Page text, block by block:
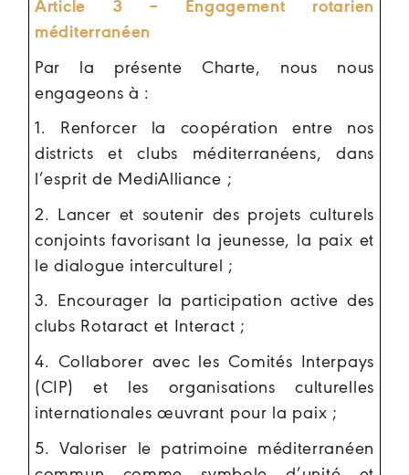
Article 3 – Engagement rotarien
méditerranéen
Par la présente Charte, nous nous
engageons à :
1. Renforcer la coopération entre nos
districts et clubs méditerranéens, dans
l’esprit de MediAlliance ;
2. Lancer et soutenir des projets culturels
conjoints favorisant la jeunesse, la paix et
le dialogue interculturel ;
3. Encourager la participation active des
clubs Rotaract et Interact ;
4. Collaborer avec les Comités Interpays
(CIP) et les organisations culturelles
internationales œuvrant pour la paix ;
5. Valoriser le patrimoine méditerranéen